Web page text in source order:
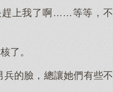
趕上我了啊……等等，不
了。
的臉，總讓她們有些不